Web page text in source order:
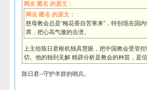
网友 匿名 的原文：
网友 匿名 的原文：
慈母教会总是“梅花香自苦寒来”，特别现在国
席，把心高气傲的击溃。
上主给陈日君枢机独具慧眼，把中国教会受管
切。他的独到见解 精辟分析是教会的种苗，是信
陈日君--守护羊群的哨兵。